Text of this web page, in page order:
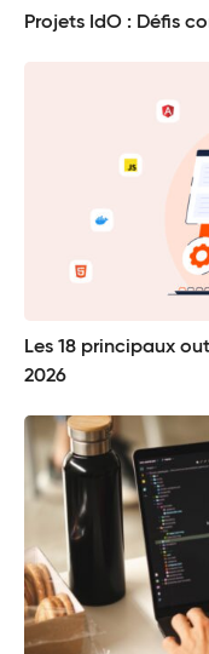
Projets IdO : Défis
Les 18 principaux
2026